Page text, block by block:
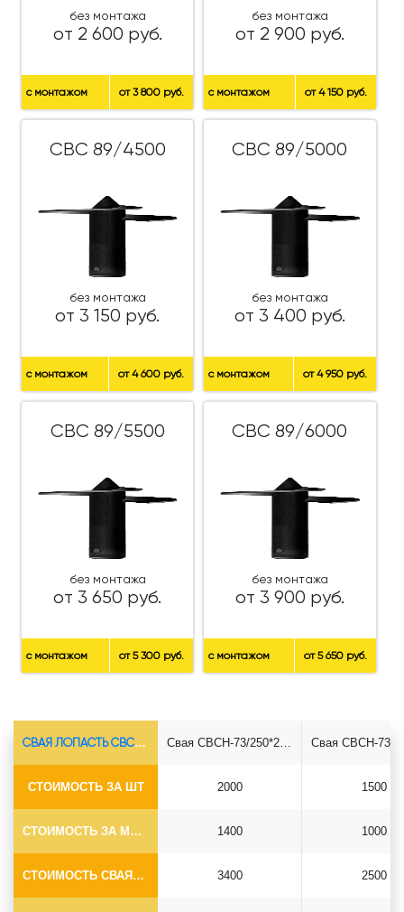
без монтажа
от 2 600 руб.
с монтажом от 3 800 руб.
без монтажа
от 2 900 руб.
с монтажом от 4 150 руб.
СВС 89/4500
без монтажа
от 3 150 руб.
с монтажом от 4 600 руб.
СВС 89/5000
без монтажа
от 3 400 руб.
с монтажом от 4 950 руб.
СВС 89/5500
без монтажа
от 3 650 руб.
с монтажом от 5 300 руб.
СВС 89/6000
без монтажа
от 3 900 руб.
с монтажом от 5 650 руб.
СВАЯ ЛОПАСТЬ СВСН-Ø73*5.5
СТОИМОСТЬ ЗА ШТ
СТОИМОСТЬ ЗА МОНТАЖ
СТОИМОСТЬ СВАЯ+СБОРКА (БЕЗ ОГОЛОВКА)
Свая СВСН-73/250*2500
2000
1400
3400
1500
1000
2500